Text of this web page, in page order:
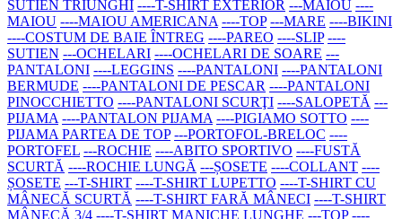
SUTIEN TRIUNGHI ----T-SHIRT EXTERIOR ---MAIOU ----
MAIOU ----MAIOU AMERICANA ----TOP ---MARE ----BIKINI
----COSTUM DE BAIE ÎNTREG ----PAREO ----SLIP ----
SUTIEN ---OCHELARI ----OCHELARI DE SOARE ---
PANTALONI ----LEGGINS ----PANTALONI ----PANTALONI
BERMUDE ----PANTALONI DE PESCAR ----PANTALONI
PINOCCHIETTO ----PANTALONI SCURŢI ----SALOPETĂ ---
PIJAMA ----PANTALON PIJAMA ----PIGIAMO SOTTO ----
PIJAMA PARTEA DE TOP ---PORTOFOL-BRELOC ----
PORTOFEL ---ROCHIE ----ABITO SPORTIVO ----FUSTĂ
SCURTĂ ----ROCHIE LUNGĂ ---ȘOSETE ----COLLANT ----
ȘOSETE ---T-SHIRT ----T-SHIRT LUPETTO ----T-SHIRT CU
MÂNECĂ SCURTĂ ----T-SHIRT FARĂ MÂNECI ----T-SHIRT
MÂNECĂ 3/4 ----T-SHIRT MANICHE LUNGHE ---TOP ----